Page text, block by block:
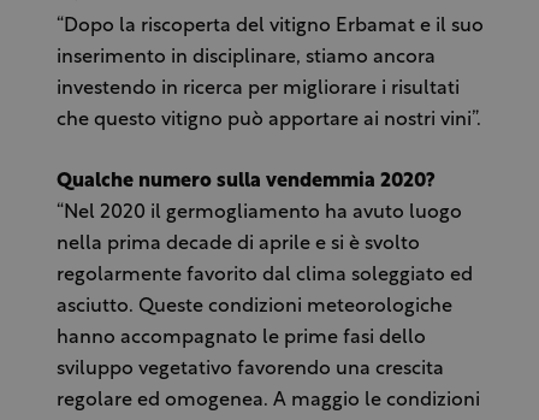
“Dopo la riscoperta del vitigno Erbamat e il suo
inserimento in disciplinare, stiamo ancora
investendo in ricerca per migliorare i risultati
che questo vitigno può apportare ai nostri vini”.
Qualche numero sulla vendemmia 2020?
“Nel 2020 il germogliamento ha avuto luogo
nella prima decade di aprile e si è svolto
regolarmente favorito dal clima soleggiato ed
asciutto. Queste condizioni meteorologiche
hanno accompagnato le prime fasi dello
sviluppo vegetativo favorendo una crescita
regolare ed omogenea. A maggio le condizioni